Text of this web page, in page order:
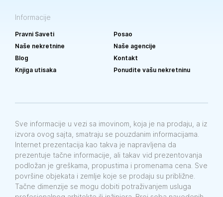
Informacije
Pravni Saveti
Posao
Naše nekretnine
Naše agencije
Blog
Kontakt
Knjiga utisaka
Ponudite vašu nekretninu
Sve informacije u vezi sa imovinom, koja je na prodaju, a iz
izvora ovog sajta, smatraju se pouzdanim informacijama.
Internet prezentacija kao takva je napravljena da
prezentuje tačne informacije, ali takav vid prezentovanja
podložan je greškama, propustima i promenama cena. Sve
površine objekata i zemlje koje se prodaju su približne.
Tačne dimenzije se mogu dobiti potraživanjem usluga